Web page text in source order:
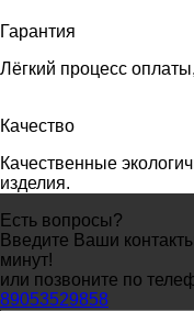
Гарантия
Лёгкий процесс
Качество
Качественные
изделия.
Есть вопросы?
Введите Ваши
минут!
или позвоните по
89053529858